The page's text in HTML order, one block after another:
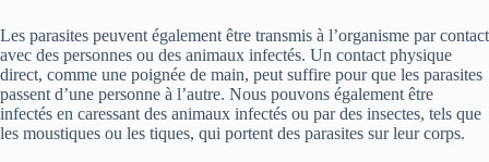
Les parasites peuvent également être transmis à l’organisme par contact
avec des personnes ou des animaux infectés. Un contact physique
direct, comme une poignée de main, peut suffire pour que les parasites
passent d’une personne à l’autre. Nous pouvons également être
infectés en caressant des animaux infectés ou par des insectes, tels que
les moustiques ou les tiques, qui portent des parasites sur leur corps.